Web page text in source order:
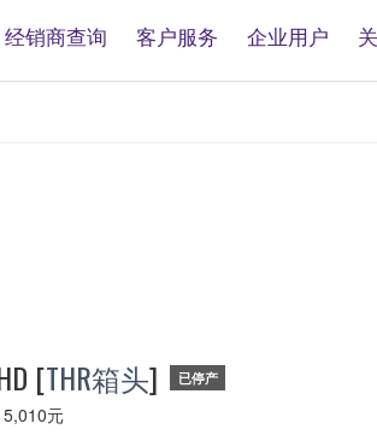
经销商查询 客户服务 企业用户
[THR箱头] 已停产
元